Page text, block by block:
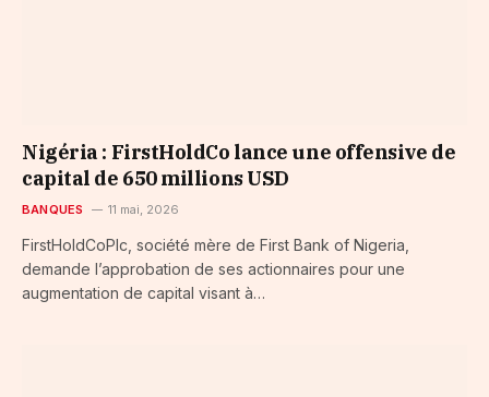
Nigéria : FirstHoldCo lance une offensive de
capital de 650 millions USD
BANQUES 11 mai, 2026
FirstHoldCoPlc, société mère de First Bank of Nigeria,
demande l’approbation de ses actionnaires pour une
augmentation de capital visant à…